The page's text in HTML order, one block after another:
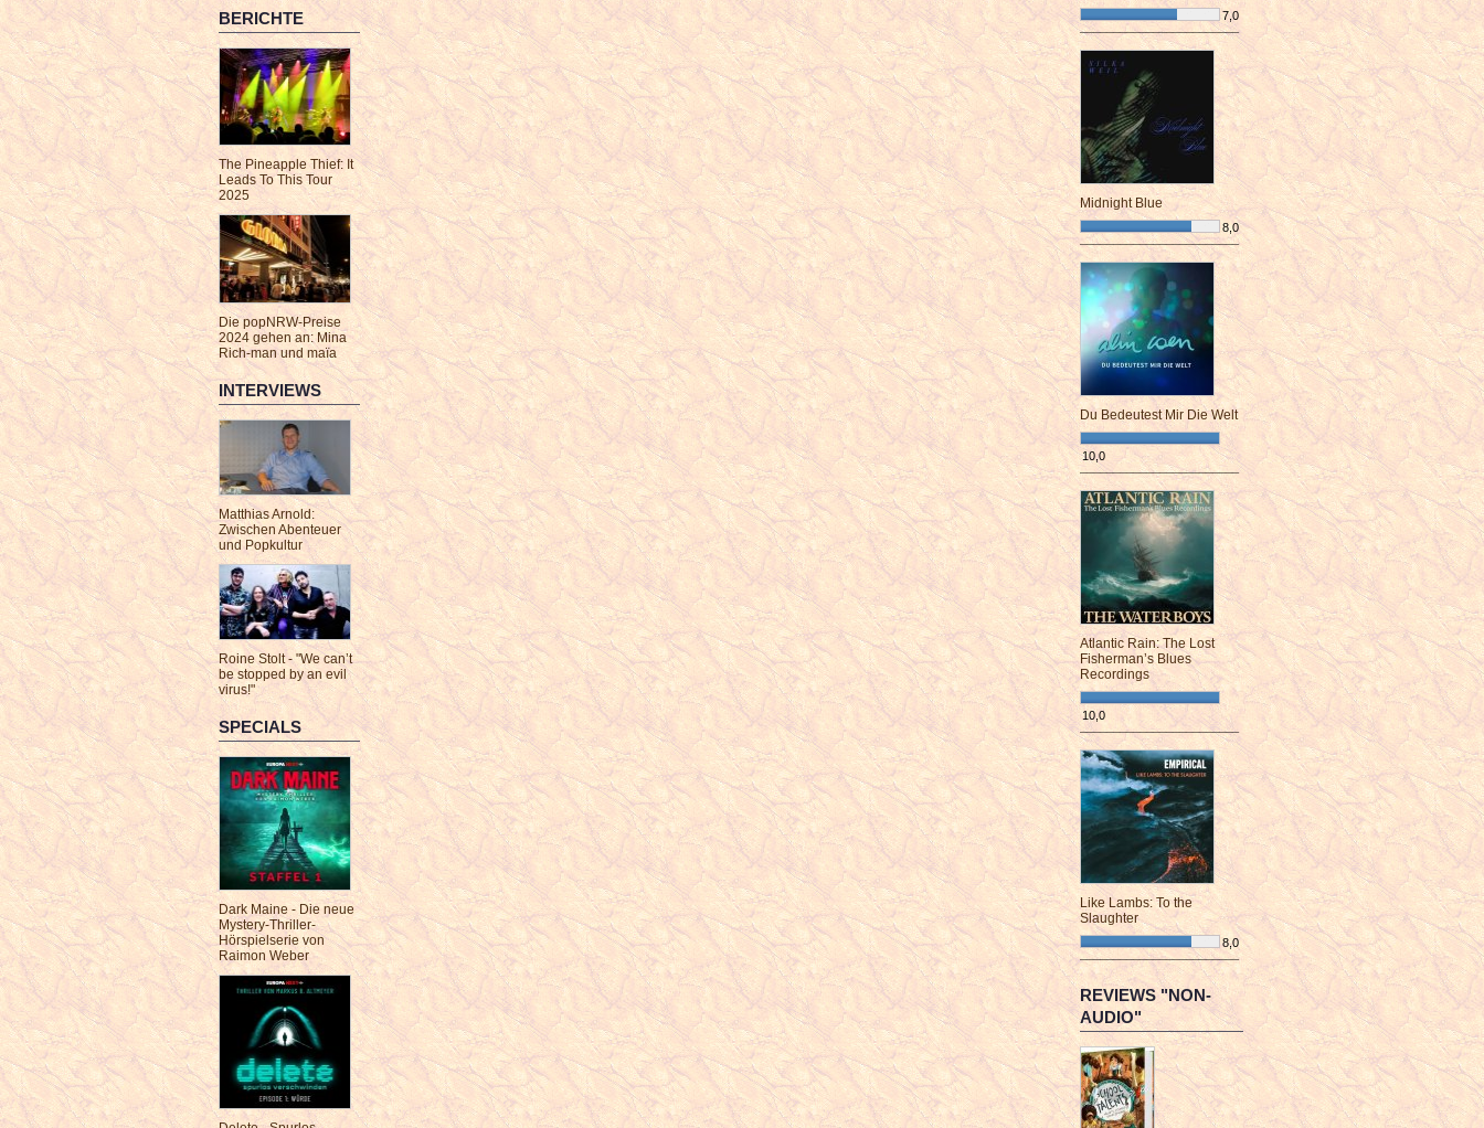
BERICHTE
The Pineapple Thief: It
Leads To This Tour
2025
Die popNRW-Preise
2024 gehen an: Mina
Rich-man und maïa
INTERVIEWS
Matthias Arnold:
Zwischen Abenteuer
und Popkultur
Roine Stolt - "We can’t
be stopped by an evil
virus!"
SPECIALS
Dark Maine - Die neue
Mystery-Thriller-
Hörspielserie von
Raimon Weber
7,0
¯¯¯¯¯¯¯¯¯¯¯¯¯¯¯¯¯¯¯¯¯¯¯¯
Midnight Blue
8,0
¯¯¯¯¯¯¯¯¯¯¯¯¯¯¯¯¯¯¯¯¯¯¯¯
Du Bedeutest Mir Die Welt
10,0
¯¯¯¯¯¯¯¯¯¯¯¯¯¯¯¯¯¯¯¯¯¯¯¯
Atlantic Rain: The Lost
Fisherman’s Blues
Recordings
10,0
¯¯¯¯¯¯¯¯¯¯¯¯¯¯¯¯¯¯¯¯¯¯¯¯
Like Lambs: To the
Slaughter
8,0
¯¯¯¯¯¯¯¯¯¯¯¯¯¯¯¯¯¯¯¯¯¯¯¯
REVIEWS "NON-
AUDIO"